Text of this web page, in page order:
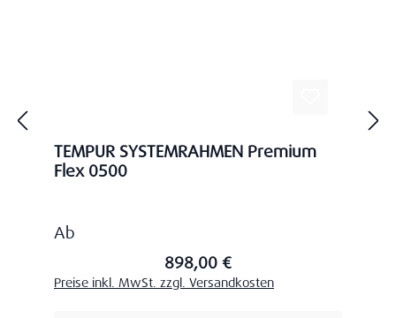
TEMPUR SYSTEMRAHMEN Premium
Flex 0500
Regulärer Preis:
Ab
898,00 €
Preise inkl. MwSt. zzgl. Versandkosten